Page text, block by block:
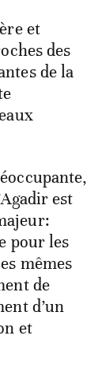
et
des
de la
est
pour les
mêmes
de
d’un
et